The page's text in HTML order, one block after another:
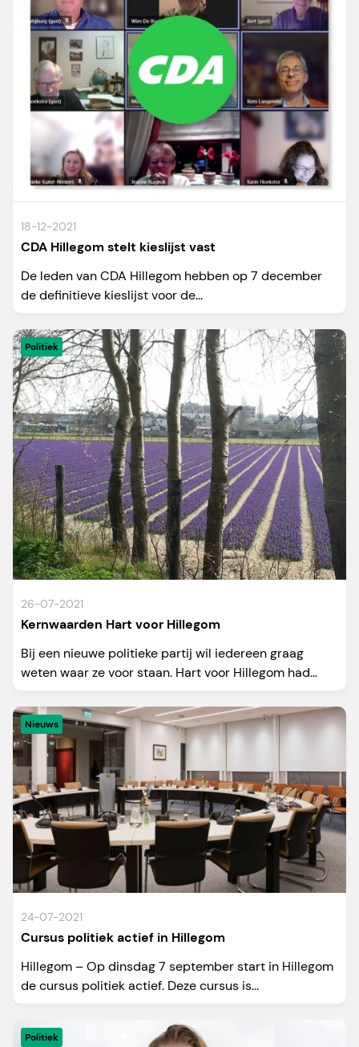
18-12-2021
CDA Hillegom stelt kieslijst vast
De leden van CDA Hillegom hebben op 7 december
de definitieve kieslijst voor de...
Politiek
26-07-2021
Kernwaarden Hart voor Hillegom
Bij een nieuwe politieke partij wil iedereen graag
weten waar ze voor staan. Hart voor Hillegom had...
Nieuws
24-07-2021
Cursus politiek actief in Hillegom
Hillegom – Op dinsdag 7 september start in Hillegom
de cursus politiek actief. Deze cursus is...
Politiek